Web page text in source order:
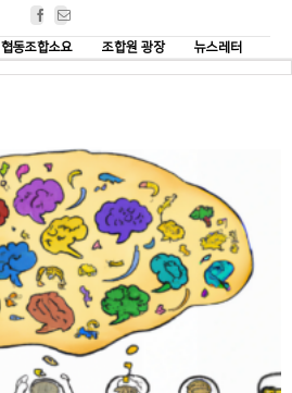
Facebook
협동조합소요 조합원 광장 뉴스레터